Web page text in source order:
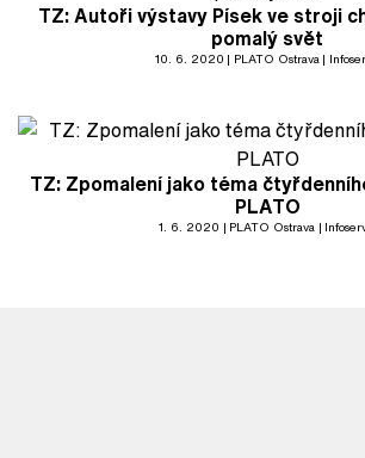
TZ: Autoři výstavy Písek ve stroji
pomalý svět
10. 6. 2020 PLATO Ostrava
TZ: Zpomalení jako téma
PLATO
1. 6. 2020 PLATO Ostrava